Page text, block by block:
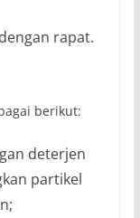
rapat.
berikut:
deterjen
partikel